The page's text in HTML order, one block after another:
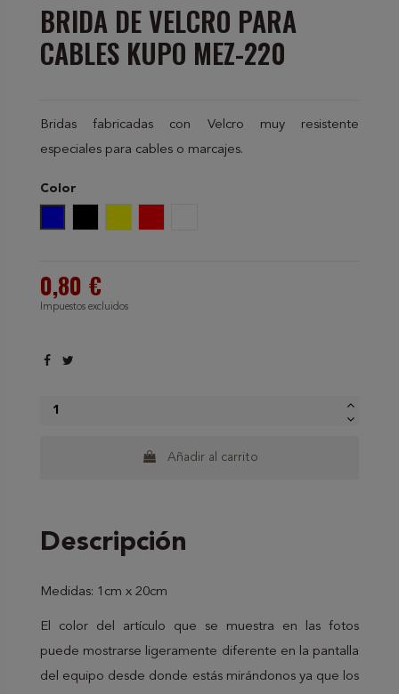
BRIDA DE VELCRO PARA
CABLES KUPO MEZ-220
Bridas fabricadas con Velcro muy resistente
especiales para cables o marcajes.
Color
0,80 €
Impuestos excluidos
Añadir al carrito
Descripción
Medidas: 1cm x 20cm
El color del artículo que se muestra en las fotos
puede mostrarse ligeramente diferente en la pantalla
del equipo desde donde estás mirándonos ya que los